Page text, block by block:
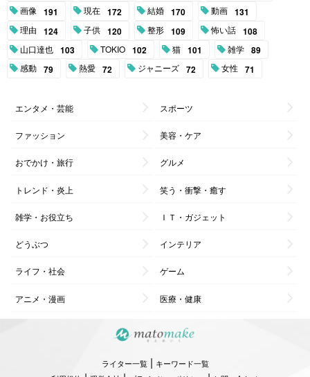
画像 191 現在 172 結婚 170 動画 131
理由 124 子供 120 整形 109 怖い話 108
山口達也 103 TOKIO 102 猫 101 雑学 89
感動 79 熱愛 72 ジャニーズ 72 女性 71
エンタメ・芸能 スポーツ
ファッション 美容・ケア
おでかけ・旅行 グルメ
トレンド・炎上 笑う・衝撃・癒す
雑学・お役立ち ＩＴ・ガジェット
どうぶつ インテリア
ライフ・社会 ゲーム
アニメ・漫画 医療・健康
ライター一覧| キーワード一覧